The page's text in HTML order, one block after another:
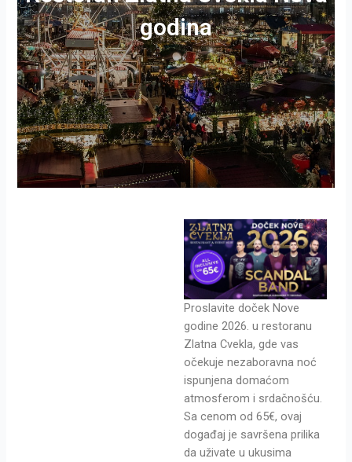
godina
Proslavite doček Nove
godine 2026. u restoranu
Zlatna Cvekla, gde vas
očekuje nezaboravna noć
ispunjena domaćom
atmosferom i srdačnošću.
Sa cenom od 65€, ovaj
događaj je savršena prilika
da uživate u ukusima